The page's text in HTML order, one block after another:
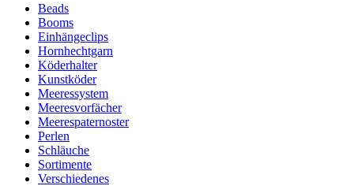
Beads
Booms
Einhängeclips
Hornhechtgarn
Köderhalter
Kunstköder
Meeressystem
Meeresvorfächer
Meerespaternoster
Perlen
Schläuche
Sortimente
Verschiedenes